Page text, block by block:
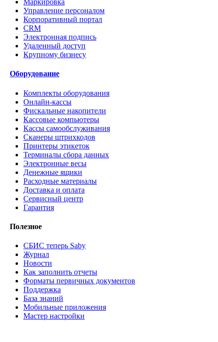
Маркировка
Управление персоналом
Корпоративный портал
CRM
Электронная подпись
Удаленный доступ
Крупному бизнесу
Оборудование
Комплекты оборудования
Онлайн-кассы
Фискальные накопители
Кассовые компьютеры
Кассы самообслуживания
Сканеры штрихкодов
Принтеры этикеток
Терминалы сбора данных
Электронные весы
Денежные ящики
Расходные материалы
Доставка и оплата
Сервисный центр
Гарантия
Полезное
СБИС теперь Saby
Журнал
Новости
Как заполнить отчеты
Форматы первичных документов
Поддержка
База знаний
Мобильные приложения
Мастер настройки